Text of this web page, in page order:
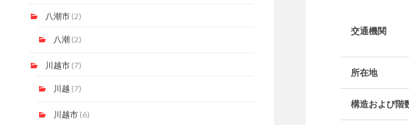
八潮市(2)
八潮(2)
川越市(7)
川越 (7)
川越市(6)
交通機関
所在地
構造および階